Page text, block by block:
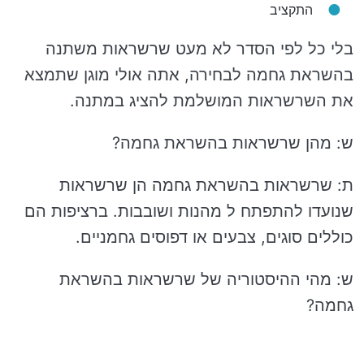
התקציב
בלי כל לפי הסדר לא מעט שרשראות משתנה
בהשראת גחמה לבחירה, אתה אולי מוגן שתמצא
את השרשראות המושלמת להציג במתנה.
ש: מהן שרשראות בהשראת גחמה?
ת: שרשראות בהשראת גחמה הן שרשראות
שנועדו להתפתח ל מהנות ושובבות. ברציפות הם
כוללים סוגים, צבעים או דפוסים גחמניים.
ש: מהי ההיסטוריה של שרשראות בהשראת
גחמה?